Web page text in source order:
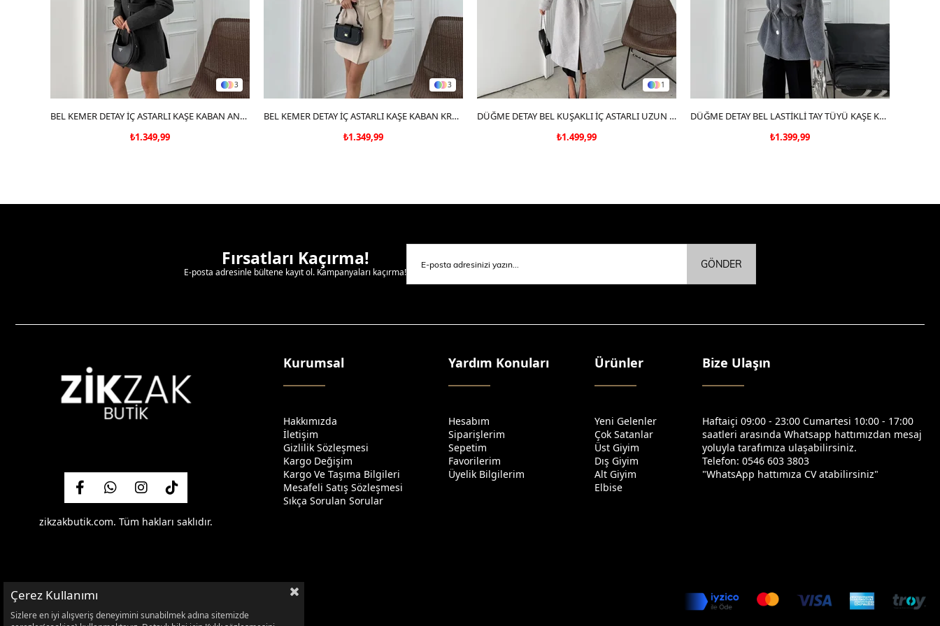
3
SEPETE EKLE
BEL KEMER DETAY İÇ ASTARLI KAŞE KABAN ANTRASİT
₺1.349,99
3
SEPETE EKLE
BEL KEMER DETAY İÇ ASTARLI KAŞE KABAN KREM
₺1.349,99
1
SEPETE EKLE
DÜĞME DETAY BEL KUŞAKLI İÇ ASTARLI UZUN KAŞE KABAN GRİ DRL
₺1.499,99
SEPETE EKLE
DÜĞME DETAY BEL LASTİKLİ TAY TÜYÜ KAŞE KABAN GRİ
₺1.399,99
Fırsatları Kaçırma!
E-posta adresinle bültene kayıt ol. Kampanyaları kaçırma!
GÖNDER
zikzakbutik.com. Tüm hakları saklıdır.
Kurumsal
Hakkımızda
İletişim
Gizlilik Sözleşmesi
Kargo Değişim
Kargo Ve Taşıma Bilgileri
Mesafeli Satış Sözleşmesi
Sıkça Sorulan Sorular
Yardım Konuları
Hesabım
Siparişlerim
Sepetim
Favorilerim
Üyelik Bilgilerim
Ürünler
Yeni Gelenler
Çok Satanlar
Üst Giyim
Dış Giyim
Alt Giyim
Elbise
Bize Ulaşın
Haftaiçi 09:00 - 23:00 Cumartesi 10:00 - 17:00
saatleri arasında Whatsapp hattımızdan mesaj
yoluyla tarafımıza ulaşabilirsiniz.
Telefon: 0546 603 3803
"WhatsApp hattımıza CV atabilirsiniz"
Çerez Kullanımı
Sizlere en iyi alışveriş deneyimini sunabilmek adına sitemizde